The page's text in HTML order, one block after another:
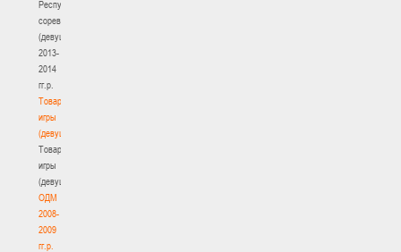
Республиканские
соревнования
(девушки)
2013-
2014
гг.р.
Товарищеские
игры
(девушки)
Товарищеские
игры
(девушки)
ОДМ
2008-
2009
гг.р.